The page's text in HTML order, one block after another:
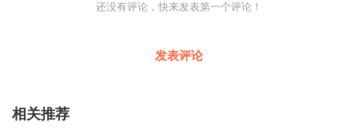
还没有评论，快来发表第一个评论！
发表评论
相关推荐